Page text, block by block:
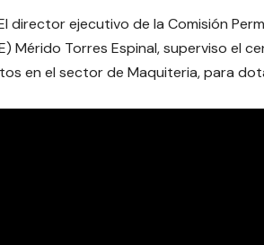
director ejecutivo de la Comisión
Mérido Torres Espinal, superviso el
en el sector de Maquiteria, para